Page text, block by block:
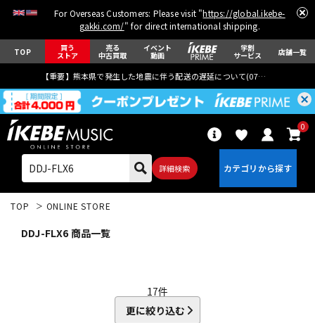
For Overseas Customers: Please visit "https://global.ikebe-
gakki.com/" for direct international shipping.
TOP 買う
ストア
売る
中古買取
イベント
動画
学割
サービス 店舗一覧
【重要】熊本県で発生した地震に伴う配送の遅延について(07月29日
詳細検索
0
TOP ONLINE STORE
DDJ-FLX6 商品一覧
17件
更に絞り込む